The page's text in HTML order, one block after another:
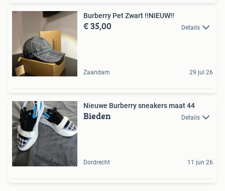
Burberry Pet Zwart !!NIEUW!!
€ 35,00 Details
Zaandam 29 jul 26
Nieuwe Burberry sneakers maat 44
Bieden Details
Dordrecht 11 jun 26